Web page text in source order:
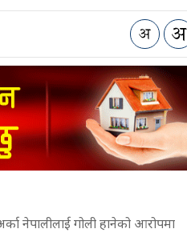
नेपालीलाई गोली हानेको आरोपमा